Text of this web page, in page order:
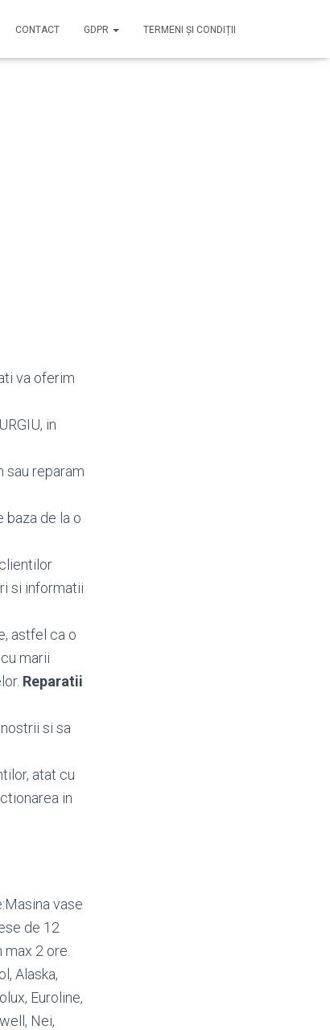
CONTACT GDPR TERMENI ȘI CONDIȚII
va oferim
in
sau reparam
baza de la o
si informatii
astfel ca o
marii
Reparatii
si sa
atat cu
in
vase
de 12
2 ore.
Alaska,
Euroline,
Nei,